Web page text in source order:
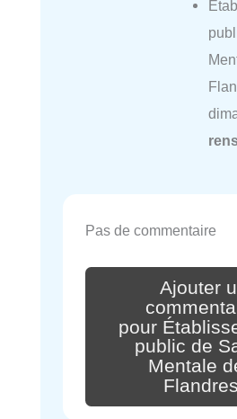
Pas de commentaire
Ajouter
pour
public de
Mentale
Flandres